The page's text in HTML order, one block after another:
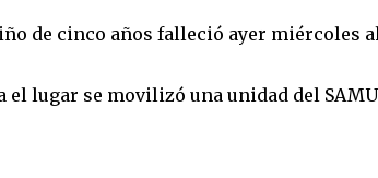
de cinco años falleció ayer miércoles
el lugar se movilizó una unidad del